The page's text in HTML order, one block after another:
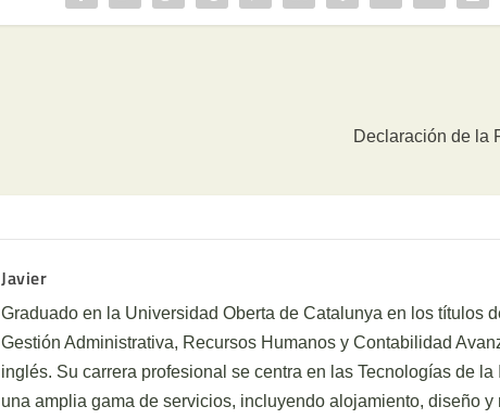
Declaración de la
Javier
Graduado en la Universidad Oberta de Catalunya en los títulos
Gestión Administrativa, Recursos Humanos y Contabilidad
inglés. Su carrera profesional se centra en las Tecnologías de
una amplia gama de servicios, incluyendo alojamiento, diseño